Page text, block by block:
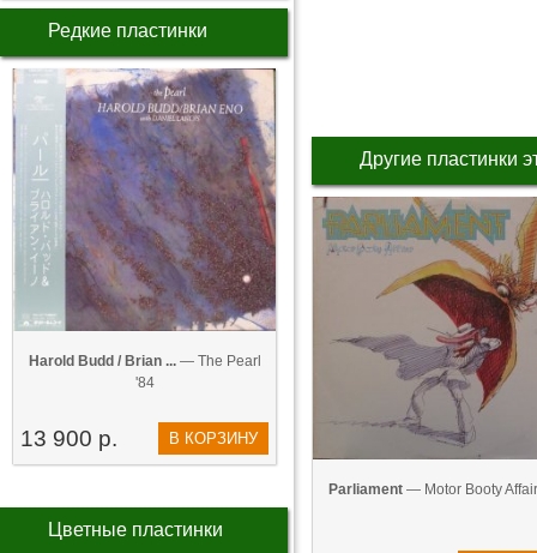
Редкие пластинки
Harold Budd / Brian ...— The Pearl
'84
13 900 р. В КОРЗИНУ
Цветные пластинки
Другие пластинки
Parliament— Motor Booty